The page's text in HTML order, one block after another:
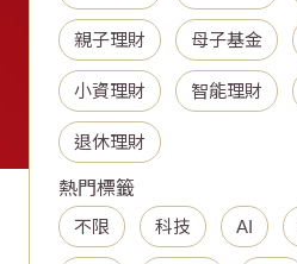
親子理財 母子基金
小資理財 智能理財
退休理財
熱門標籤
不限
科技 AI